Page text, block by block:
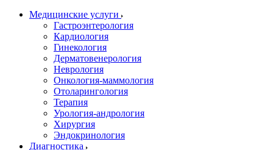
Медицинские услуги
Гастроэнтерология
Кардиология
Гинекология
Дерматовенерология
Неврология
Онкология-маммология
Отоларингология
Терапия
Урология-андрология
Хирургия
Эндокринология
Диагностика